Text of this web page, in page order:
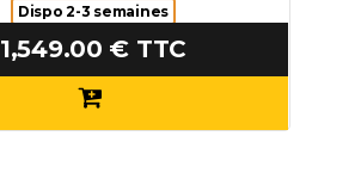
Dispo 2-3 semaines
1,549.00 € TTC